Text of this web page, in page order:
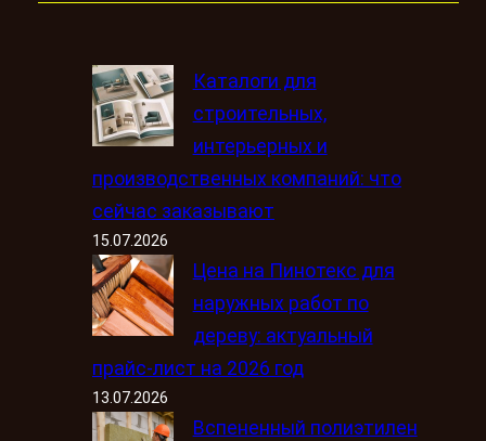
Каталоги для
строительных,
интерьерных и
производственных компаний: что
сейчас заказывают
15.07.2026
Цена на Пинотекс для
наружных работ по
дереву: актуальный
прайс-лист на 2026 год
13.07.2026
Вспененный полиэтилен